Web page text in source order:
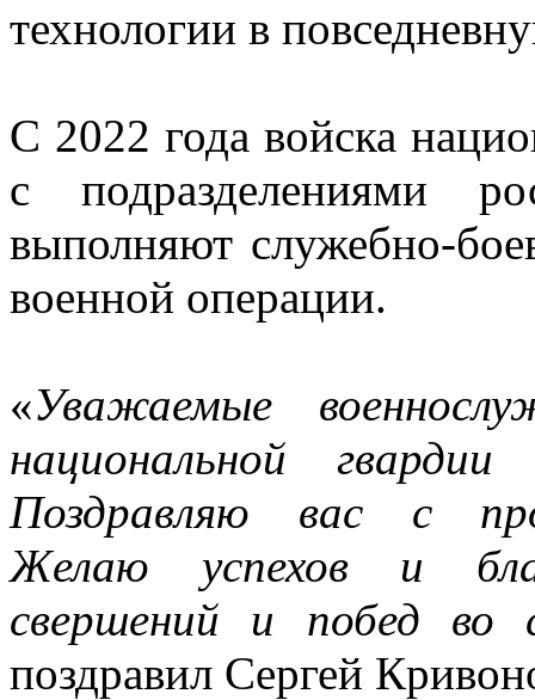
технологии в
С 2022 года войска
с подразделениями
выполняют служебно-
военной операции.
«Уважаемые
национальной
Поздравляю вас с
Желаю успехов и
свершений и побед во
поздравил Сергей